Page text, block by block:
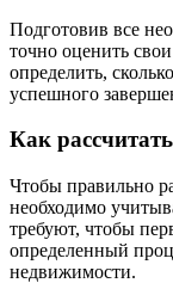
Подготовив все
точно оценить
определить,
успешного
Как
Чтобы правильно
необходимо
требуют, чтобы
определенный
недвижимости.